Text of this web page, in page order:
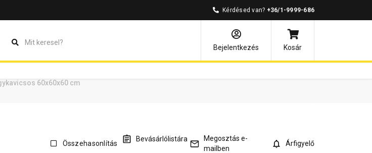
Kérdésed van? +36/1-9999-686
Bejelentkezés
Kosár
60x60x60 cm
Dokumentumok Vásárlói vélemények Kérdések és válaszok
Összehasonlítás
Bevásárlólistára
Megosztás e-
mailben
Árfigyelő